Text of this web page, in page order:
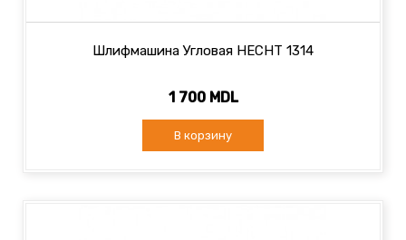
Шлифмашина Угловая HECHT 1314
1 700 MDL
В корзину